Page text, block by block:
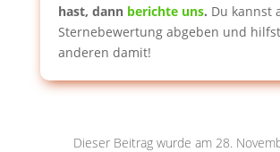
hast, dann berichte uns. Du kannst
Sternebewertung abgeben und
anderen damit!
Dieser Beitrag wurde am 28.